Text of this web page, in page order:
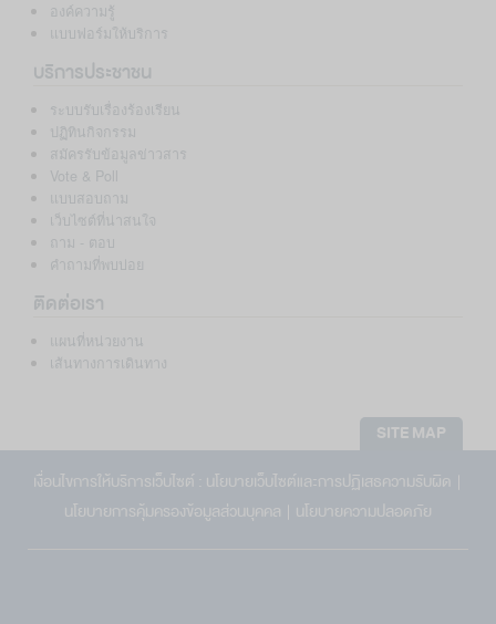
องค์ความรู้
แบบฟอร์มให้บริการ
บริการประชาชน
ระบบรับเรื่องร้องเรียน
ปฏิทินกิจกรรม
สมัครรับข้อมูลข่าวสาร
Vote & Poll
แบบสอบถาม
เว็บไซต์ที่น่าสนใจ
ถาม - ตอบ
คำถามที่พบบ่อย
ติดต่อเรา
แผนที่หน่วยงาน
เส้นทางการเดินทาง
SITE MAP
เงื่อนไขการให้บริการเว็บไซต์ : นโยบายเว็บไซต์และการปฏิเสธความรับผิด |
นโยบายการคุ้มครองข้อมูลส่วนบุคคล | นโยบายความปลอดภัย